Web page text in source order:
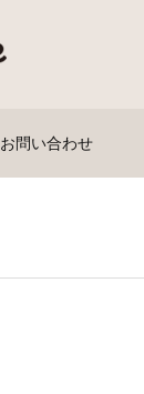
お問い合わせ